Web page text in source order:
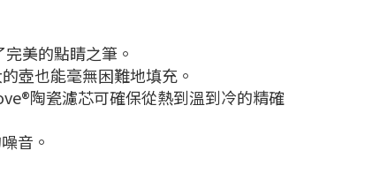
美的點睛之筆。
壺也能毫無困難地填充。
陶瓷濾芯可確保從熱到溫到冷的精確
音。